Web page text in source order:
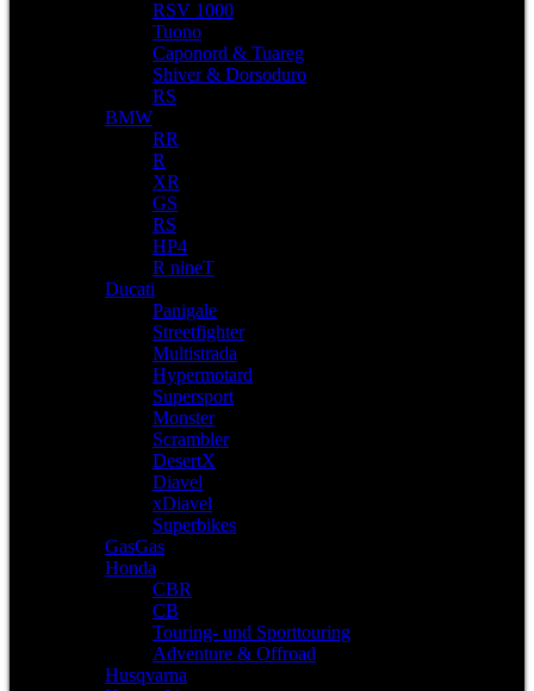
RSV 1000
Tuono
Caponord & Tuareg
Shiver & Dorsoduro
RS
BMW
RR
R
XR
GS
RS
HP4
R nineT
Ducati
Panigale
Streetfighter
Multistrada
Hypermotard
Supersport
Monster
Scrambler
DesertX
Diavel
xDiavel
Superbikes
GasGas
Honda
CBR
CB
Touring- und Sporttouring
Adventure & Offroad
Husqvarna